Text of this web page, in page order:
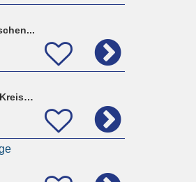
Kreisaltenpflege Hersfeld- Rotenburg GmbH Kreisaltenzentrum Rotenburg